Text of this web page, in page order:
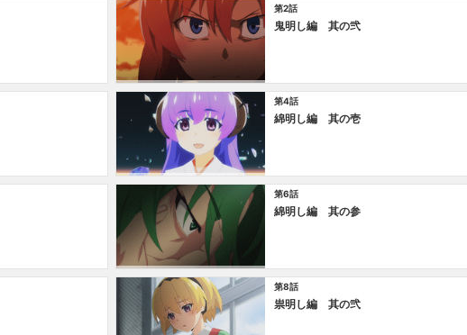
第2話
鬼明し編 其の弐
第4話
綿明し編 其の壱
第6話
綿明し編 其の参
第8話
祟明し編 其の弐